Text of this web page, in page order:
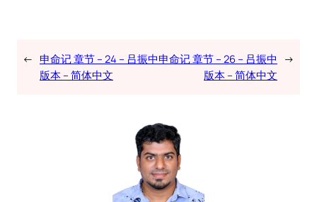
← 申命记 章节 – 24 – 吕振中
版本 – 简体中文
申命记 章节 – 26 – 吕振中
版本 – 简体中文
→